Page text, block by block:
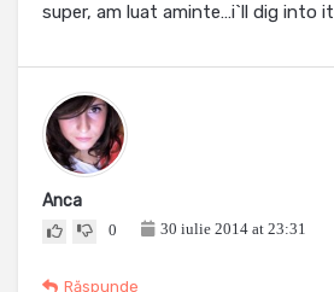
super, am luat aminte…i`ll dig into it
Anca
0 30 iulie 2014 at 23:31
Răspunde